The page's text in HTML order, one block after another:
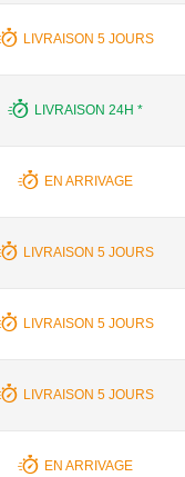
LIVRAISON 5 JOURS
LIVRAISON 24H *
EN ARRIVAGE
LIVRAISON 5 JOURS
LIVRAISON 5 JOURS
LIVRAISON 5 JOURS
EN ARRIVAGE